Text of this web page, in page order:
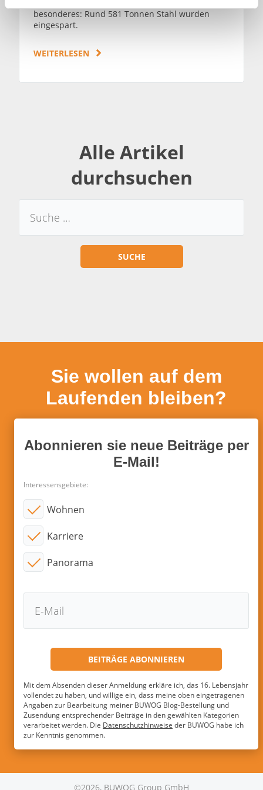
a
Sinne der Nachhaltigkeit – etwas ganz
besonderes: Rund 581 Tonnen Stahl wurden
eingespart.
WEITERLESEN
Alle Artikel
durchsuchen
Sie wollen auf dem
Laufenden bleiben?
Abonnieren sie neue Beiträge per
E-Mail!
Interessensgebiete:
Wohnen
Karriere
Panorama
Mit dem Absenden dieser Anmeldung erkläre ich, das 16. Lebensjahr
vollendet zu haben, und willige ein, dass meine oben eingetragenen
Angaben zur Bearbeitung meiner BUWOG Blog-Bestellung und
Zusendung entsprechender Beiträge in den gewählten Kategorien
verarbeitet werden. Die Datenschutzhinweise der BUWOG habe ich
zur Kenntnis genommen.
©2026, BUWOG Group GmbH